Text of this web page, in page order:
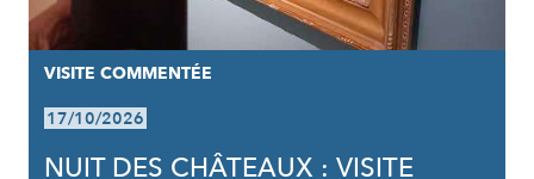
VISITE COMMENTÉE
17/10/2026
NUIT DES CHÂTEAUX : VISITE